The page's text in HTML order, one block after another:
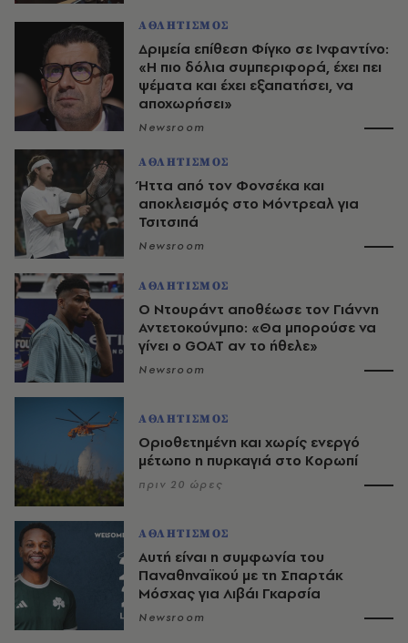
ΑΘΛΗΤΙΣΜΟΣ
Δριμεία επίθεση Φίγκο σε Ινφαντίνο:
«Η πιο δόλια συμπεριφορά, έχει πει
ψέματα και έχει εξαπατήσει, να
αποχωρήσει»
Newsroom
ΑΘΛΗΤΙΣΜΟΣ
Ήττα από τον Φονσέκα και
αποκλεισμός στο Μόντρεαλ για
Τσιτσιπά
Newsroom
ΑΘΛΗΤΙΣΜΟΣ
Ο Ντουράντ αποθέωσε τον Γιάννη
Αντετοκούνμπο: «Θα μπορούσε να
γίνει ο GOAT αν το ήθελε»
Newsroom
ΑΘΛΗΤΙΣΜΟΣ
Οριοθετημένη και χωρίς ενεργό
μέτωπο η πυρκαγιά στο Κορωπί
πριν 20 ώρες
ΑΘΛΗΤΙΣΜΟΣ
Αυτή είναι η συμφωνία του
Παναθηναϊκού με τη Σπαρτάκ
Μόσχας για Λιβάι Γκαρσία
Newsroom